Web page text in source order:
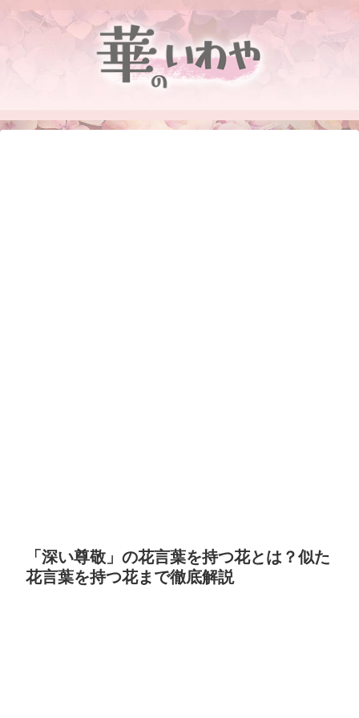
「深い尊敬」の花言葉を持つ花とは？似た
花言葉を持つ花まで徹底解説